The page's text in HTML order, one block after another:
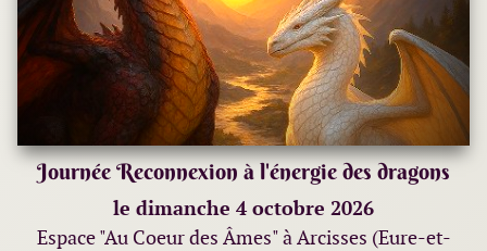
Journée Reconnexion à l'énergie des dragons
le dimanche 4 octobre 2026
Espace "Au Coeur des Âmes" à Arcisses (Eure-et-